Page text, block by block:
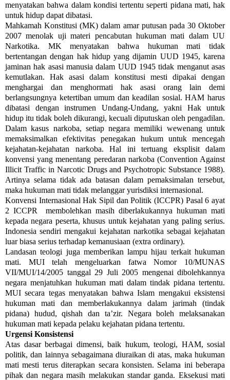
menyatakan bahwa dalam kondisi tertentu seperti pidana mati, hak
untuk hidup dapat dibatasi.
Mahkamah Konstitusi (MK) dalam amar putusan pada 30 Oktober
2007 menolak uji materi pencabutan hukuman mati dalam UU
Narkotika. MK menyatakan bahwa hukuman mati tidak
bertentangan dengan hak hidup yang dijamin UUD 1945, karena
jaminan hak asasi manusia dalam UUD 1945 tidak menganut asas
kemutlakan. Hak asasi dalam konstitusi mesti dipakai dengan
menghargai dan menghormati hak asasi orang lain demi
berlangsungnya ketertiban umum dan keadilan sosial. HAM harus
dibatasi dengan instrumen Undang-Undang, yakni Hak untuk
hidup itu tidak boleh dikurangi, kecuali diputuskan oleh pengadilan.
Dalam kasus narkoba, setiap negara memiliki wewenang untuk
memaksimalkan efektivitas penegakan hukum untuk mencegah
kejahatan-kejahatan narkoba. Hal ini tertuang eksplisit dalam
konvensi yang menentang peredaran narkoba (Convention Against
Illicit Traffic in Narcotic Drugs and Psychotropic Substance 1988).
Artinya selama tidak ada batasan dalam pemaksimalan tersebut,
maka hukuman mati tidak melanggar yurisdiksi internasional.
Konvensi Internasional Hak Sipil dan Politik (ICCPR) Pasal 6 ayat
2 ICCPR membolehkan masih diberlakukannya hukuman mati
kepada negara peserta, khusus untuk kejahatan yang paling serius.
Indonesia sendiri mengakui kejahatan narkotika sebagai kejahatan
luar biasa serius terhadap kemanusiaan (extra ordinary).
Landasan teologi juga memberikan lampu hijau terkait hukuman
mati. MUI telah mengeluarkan fatwa Nomor 10/MUNAS
VII/MUI/14/2005 tanggal 29 Juli 2005 mengenai dibolehkannya
negara menjatuhkan hukuman mati dalam tindak pidana tertentu.
MUI secara tegas menyatakan bahwa Islam mengakui eksistensi
hukuman mati dan memberlakukannya dalam jarimah (tindak
pidana) hudud, qishah dan ta’zir. Negara boleh melaksanakan
hukuman mati kepada pelaku kejahatan pidana tertentu.
Urgensi Konsistensi
Atas dasar berbagai dimensi, baik hukum, teologi, HAM, sosial
politik, dan lainnya sebagaimana diuraikan di atas, maka hukuman
mati mesti terus diterapkan secara konsisten. Selama ini beberapa
pihak dan negara masih melakukan standar ganda. Eksekusi mati